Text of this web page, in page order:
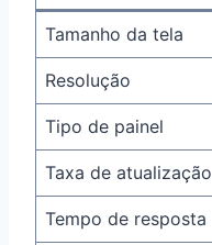
Tamanho da tela
Resolução
Tipo de painel
Taxa de atualização
Tempo de resposta